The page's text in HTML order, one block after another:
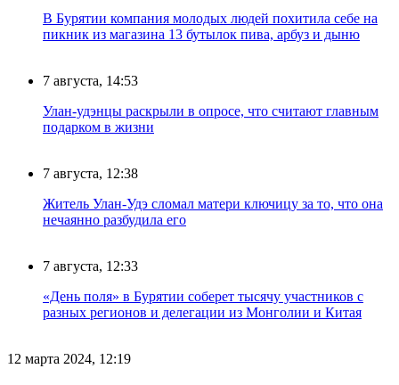
В Бурятии компания молодых людей похитила себе на
пикник из магазина 13 бутылок пива, арбуз и дыню
7 августа, 14:53
Улан-удэнцы раскрыли в опросе, что считают главным
подарком в жизни
7 августа, 12:38
Житель Улан-Удэ сломал матери ключицу за то, что она
нечаянно разбудила его
7 августа, 12:33
«День поля» в Бурятии соберет тысячу участников с
разных регионов и делегации из Монголии и Китая
12 марта 2024, 12:19